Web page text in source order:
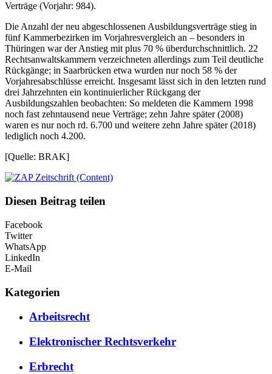
Verträge (Vorjahr: 984).
Die Anzahl der neu abgeschlossenen Ausbildungsverträge stieg in
fünf Kammerbezirken im Vorjahresvergleich an – besonders in
Thüringen war der Anstieg mit plus 70 % überdurchschnittlich. 22
Rechtsanwaltskammern verzeichneten allerdings zum Teil deutliche
Rückgänge; in Saarbrücken etwa wurden nur noch 58 % der
Vorjahresabschlüsse erreicht. Insgesamt lässt sich in den letzten rund
drei Jahrzehnten ein kontinuierlicher Rückgang der
Ausbildungszahlen beobachten: So meldeten die Kammern 1998
noch fast zehntausend neue Verträge; zehn Jahre später (2008)
waren es nur noch rd. 6.700 und weitere zehn Jahre später (2018)
lediglich noch 4.200.
[Quelle: BRAK]
Diesen Beitrag teilen
Facebook
Twitter
WhatsApp
LinkedIn
E-Mail
Kategorien
Arbeitsrecht
Elektronischer Rechtsverkehr
Erbrecht